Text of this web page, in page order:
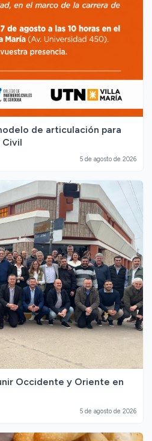
de articulación para
Civil
5 de agosto de 2026
Occidente y Oriente en
5 de agosto de 2026